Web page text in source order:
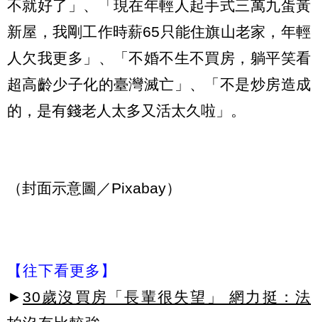
不就好了」、「現在年輕人起手式三萬九蛋黃
新屋，我剛工作時薪65只能住旗山老家，年輕
人欠我更多」、「不婚不生不買房，躺平笑看
超高齡少子化的臺灣滅亡」、「不是炒房造成
的，是有錢老人太多又活太久啦」。
（封面示意圖／Pixabay）
【往下看更多】
► 30歲沒買房「長輩很失望」 網力挺：法